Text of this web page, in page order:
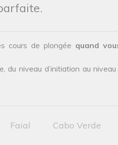
cours de plongée quand
niveau d’initiation au
Faial Cabo Verde